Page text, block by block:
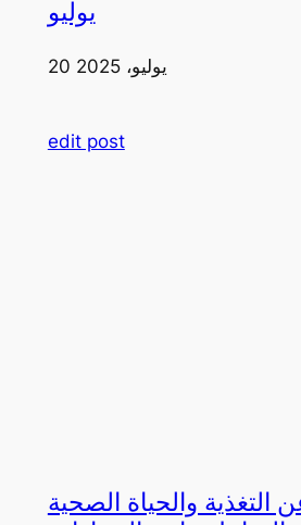
يوليو
20 يوليو، 2025
edit post
التغذية والحياة الصحية